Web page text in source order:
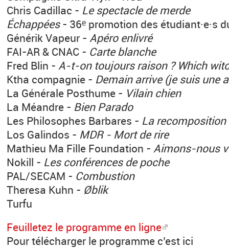
Chris Cadillac - Le spectacle de merde
Échappées- 36e promotion des étudiant·e·s
Générik Vapeur - Apéro enlivré
FAI-AR & CNAC - Carte blanche
Fred Blin - A-t-on toujours raison ? Which
Ktha compagnie - Demain arrive (je suis une
La Générale Posthume - Vilain chien
La Méandre - Bien Parado
Les Philosophes Barbares - La
Los Galindos - MDR - Mort de rire
Mathieu Ma Fille Foundation - Aimons-nous
Nokill - Les conférences de poche
PAL/SECAM - Combustion
Theresa Kuhn - Øblik
Turfu
Feuilletez le programme en ligne
Pour télécharger le programme c’est ici